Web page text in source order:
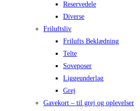
Reservedele
Diverse
Friluftsliv
Frilufts Beklædning
Telte
Soveposer
Liggeunderlag
Grej
Gavekort – til grej og oplevelser